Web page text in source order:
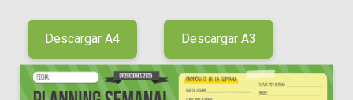
Descargar A4 Descargar A3